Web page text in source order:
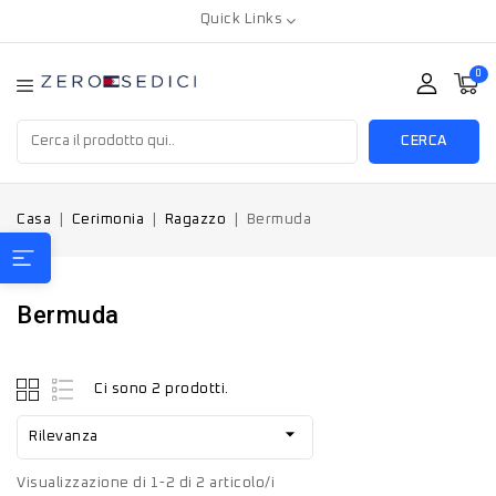
Quick Links
0
CERCA
Casa Cerimonia Ragazzo Bermuda
Bermuda
Ci sono 2 prodotti.
Rilevanza 
Visualizzazione di 1-2 di 2 articolo/i